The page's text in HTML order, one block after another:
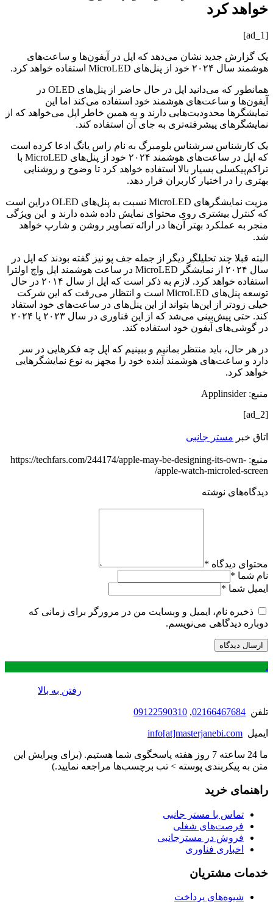
خواهد کرد
[ad_1]
یک گزارش جدید نشان می‌دهد که اپل در آیفون‌ها و ساعت‌های
هوشمند سال ۲۰۲۴ خود از پنل‌های MicroLED استفاده خواهد کرد.
همانطور که می‌دانید اپل در حال حاضر از پنل‌های OLED در
آیفون‌ها و ساعت‌های هوشمند خود استفاده می‌کند اما این
نمایشگرها محدودیت‌هایی دارند و به همین خاطر اپل می‌خواهد که از
نمایشگرهای پیشرفته‌تری به جای آن استفاده کند.
یک کارشناس سرشناس بلومبرگ به نام راس یانگ ادعا کرده است
که اپل در ساعت‌های هوشمند ۲۰۲۴ خود از پنل‌های MicroLED با
تراکم‌پیکسلی بسیار بالا استفاده خواهد کرد تا وضوح و روشنایی
بهتری را در اختیار کاربران قرار دهد.
مزیت نمایشگرهای MicroLED نسبت به پنل‌های OLED دراین است
که کنترل بیشتری روی محتوای نمایش داده شده دارند و این ویژگی
منجر به عملکرد بهتر آن‌ها در ارائه تصاویر روشن و شارپ خواهد
شد.
البته قبلا چند تحلیلگر دیگر از جمله جف پو نیز گفته بودند که اپل در
سال ۲۰۲۴ از نمایشگر MicroLED در ساعت‌ هوشمند اپل واچ اولترا
استفاده خواهد کرد. لازم به ذکر است که اپل از سال ۲۰۱۴ در حال
توسعه پنل‌های MicroLED است و انتظار می‌رفت که این شرکت
خیلی زودتر از این‌ها بتواند از این پنل‌های در ساعت‌های خود استفاد
کند‌. حتی پیش‌بینی می‌شد که از این فناوری در سال ۲۰۲۳ یا ۲۰۲۴
در گوشی‌های آیفون خود استفاده کند.
در هر حال، باید منتظر بمانیم و ببینیم که اپل چه فکرهایی در سر
دارد و ساعت‌های هوشمند آینده خود را مجهز به نوع نمایشگرهایی
خواهد کرد.
منبع: Applinsider
[ad_2]
اتاق خبر مستر جانبی
منبع: https://techfars.com/244174/apple-may-be-designing-its-own-
apple-watch-microled-screen/
دیدگاه‌های نوشته
محتوای دیدگاه *
نام شما *
ایمیل شما *
ذخیره نام، ایمیل و وبسایت من در مرورگر برای زمانی که
دوباره دیدگاهی می‌نویسم.
.
رفتن به بالا
تلفن 02166467684
,
09122590310
ایمیل info[at]masterjanebi.com
ما 24 ساعته 7 روز هفته پاسخگوی شما هستیم. (برای ویرایش این
متن به پیکربندی پوسته > تب برچسب‌ها مراجعه نمایید.)
راهنمای خرید
تماس با مستر جانبی
فرصت‌های شغلی
فروش در مسترجانبی
اخباری فناوری
خدمات مشتریان
شیوه‌های پرداخت